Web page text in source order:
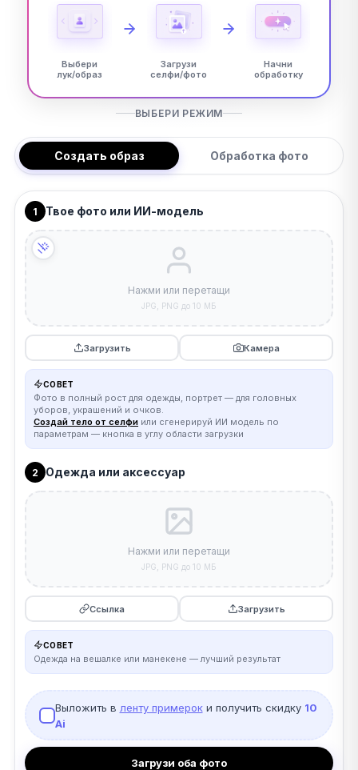
Выбери
лук/образ
Загрузи
селфи/фото
Начни
обработку
ВЫБЕРИ РЕЖИМ
Создать образ Обработка фото
1 Твое фото или ИИ-модель
Нажми или перетащи
JPG, PNG до 10 МБ
Загрузить Камера
СОВЕТ
Фото в полный рост для одежды, портрет — для головных
уборов, украшений и очков.
Создай тело от селфи или сгенерируй ИИ модель по
параметрам — кнопка в углу области загрузки
2 Одежда или аксессуар
Нажми или перетащи
JPG, PNG до 10 МБ
Ссылка Загрузить
СОВЕТ
Одежда на вешалке или манекене — лучший результат
Выложить в ленту примероки получить скидку 10
Ai
Загрузи оба фото